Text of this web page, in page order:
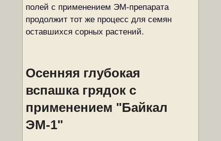
полей с применением ЭМ-препарата
продолжит тот же процесс для семян
оставшихся сорных растений.
Осенняя глубокая
вспашка грядок с
применением "Байкал
ЭМ-1"